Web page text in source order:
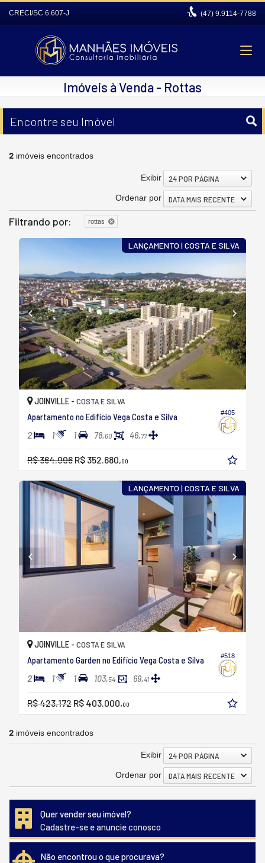
CRECI/SC 6.607-J (47) 9.9114-7788
Imóveis à Venda - Rottas
Encontre seu Imóvel
2 imóveis encontrados
Exibir 24 POR PÁGINA
Ordenar por DATA MAIS RECENTE
Filtrando por: rottas
LANÇAMENTO | COSTA E SILVA
#405
JOINVILLE - COSTA E SILVA
Apartamento no Edifício Vega Costa e Silva
2 1 1 78,60 46,77
R$ 364.006 R$ 352.680,00
LANÇAMENTO | COSTA E SILVA
#518
JOINVILLE - COSTA E SILVA
Apartamento Garden no Edifício Vega Costa e Silva
2 1 1 103,54 69,41
R$ 423.172 R$ 403.000,00
2 imóveis encontrados
Exibir 24 POR PÁGINA
Ordenar por DATA MAIS RECENTE
Quer vender seu imóvel?
Cadastre-se e anuncie conosco
Não encontrou o que procurava?